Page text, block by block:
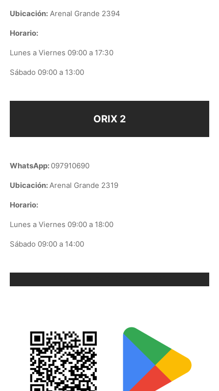
Ubicación: Arenal Grande 2394
Horario:
Lunes a Viernes 09:00 a 17:30
Sábado 09:00 a 13:00
ORIX 2
WhatsApp: 097910690
Ubicación:Arenal Grande 2319
Horario:
Lunes a Viernes 09:00 a 18:00
Sábado 09:00 a 14:00